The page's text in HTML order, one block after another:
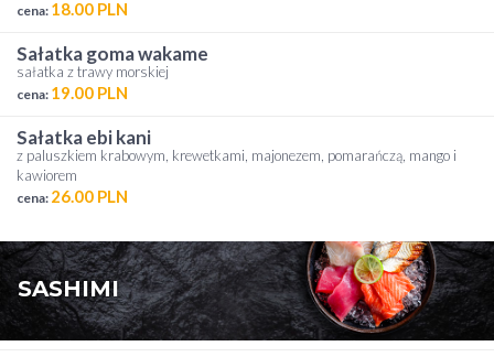
cena: 18.00 PLN
sałatka goma wakame
sałatka z trawy morskiej
cena: 19.00 PLN
sałatka ebi kani
z paluszkiem krabowym, krewetkami, majonezem, pomarańczą, mango i
kawiorem
cena: 26.00 PLN
SASHIMI